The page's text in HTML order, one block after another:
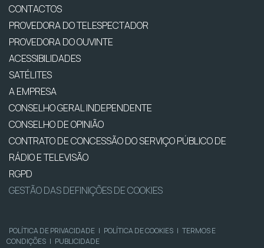
CONTACTOS
PROVEDORA DO TELESPECTADOR
PROVEDORA DO OUVINTE
ACESSIBILIDADES
SATÉLITES
A EMPRESA
CONSELHO GERAL INDEPENDENTE
CONSELHO DE OPINIÃO
CONTRATO DE CONCESSÃO DO SERVIÇO PÚBLICO DE
RÁDIO E TELEVISÃO
RGPD
GESTÃO DAS DEFINIÇÕES DE COOKIES
POLÍTICA DE PRIVACIDADE | POLÍTICA DE COOKIES | TERMOS E
CONDIÇÕES | PUBLICIDADE